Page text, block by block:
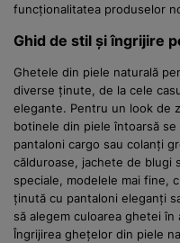
funcționalitatea produselor
Ghid de stil și îngrijire
Ghetele din piele naturală
diverse ținute, de la cele
elegante. Pentru un look de
botinele din piele întoarsă
pantaloni cargo sau colanți
călduroase, jachete de blugi
speciale, modelele mai fine,
ținută cu pantaloni eleganți
să alegem culoarea ghetei
Îngrijirea ghețelor din piele